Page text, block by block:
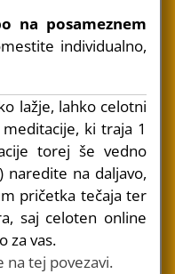
na posameznem
individualno,
lažje, lahko celotni
ki traja 1
torej še vedno
naredite na daljavo,
pričetka tečaja ter
saj celoten online
za vas.
tej povezavi.